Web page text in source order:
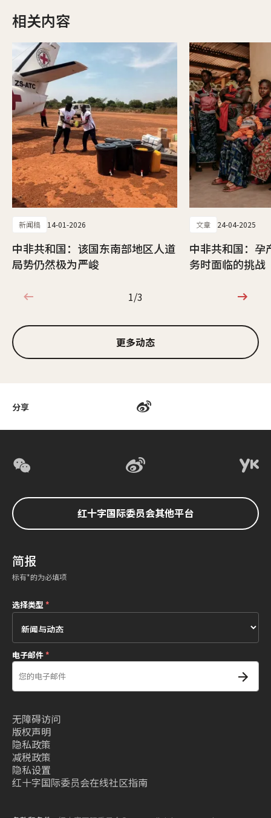
分享
相关内容
新闻稿 14-01-2026
中非共和国：该国东南部地区人道
局势仍然极为严峻
文章 24-04-2025
中非共和国：孕
务时面临的挑战
1/3
1/3
更多动态
红十字国际委员会其他平台
简报
标有*的为必填项
选择类型*
电子邮件*
无障碍访问
版权声明
隐私政策
减税政策
隐私设置
红十字国际委员会在线社区指南